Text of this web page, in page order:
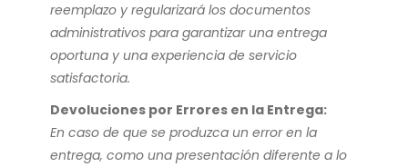
reemplazo y regularizará los documentos
administrativos para garantizar una entrega
oportuna y una experiencia de servicio
satisfactoria.
Devoluciones por Errores en la Entrega:
En caso de que se produzca un error en la
entrega, como una presentación diferente a lo